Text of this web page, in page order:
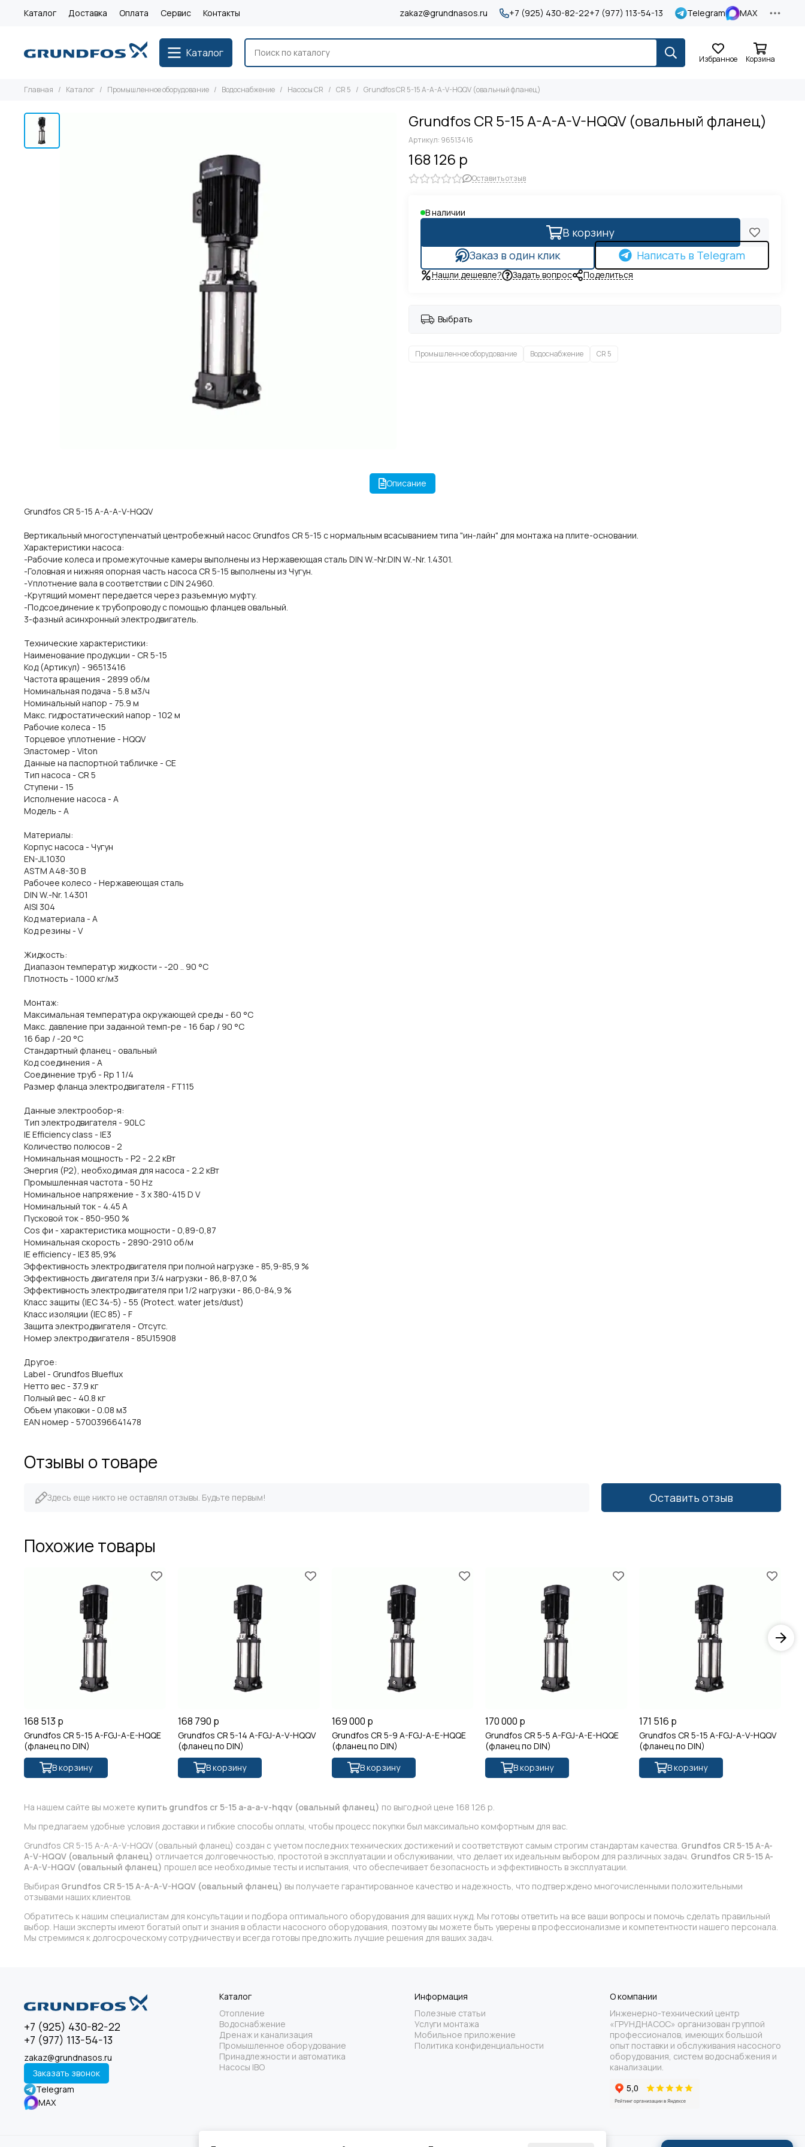
Каталог Доставка Оплата Сервис Контакты zakaz@grundnasos.ru +7 (925) 430-82-22+7 (977) 113-54-13 Telegram MAX
Каталог Избранное Корзина
Главная Каталог Промышленное оборудование Водоснабжение Насосы CR CR 5 Grundfos CR 5-15 A-A-A-V-HQQV (овальный фланец)
Grundfos CR 5-15 A-A-A-V-HQQV (овальный фланец)
Артикул: 96513416
168 126 р
Оставить отзыв
В наличии
В корзину
Заказ в один клик
Написать в Telegram
Нашли дешевле? Задать вопрос Поделиться
Выбрать
Промышленное оборудование Водоснабжение CR 5
Описание
Grundfos CR 5-15 A-A-A-V-HQQV
Вертикальный многоступенчатый центробежный насос Grundfos CR 5-15 с нормальным всасыванием типа "ин-лайн" для монтажа на плите-основании.
Характеристики насоса:
-Рабочие колеса и промежуточные камеры выполнены из Нержавеющая сталь DIN W.-Nr.DIN W.-Nr. 1.4301.
-Головная и нижняя опорная часть насоса CR 5-15 выполнены из Чугун.
-Уплотнение вала в соответствии с DIN 24960.
-Крутящий момент передается через разъемную муфту.
-Подсоединение к трубопроводу с помощью фланцев овальный.
3-фазный асинхронный электродвигатель.
Технические характеристики:
Наименование продукции - CR 5-15
Код (Артикул) - 96513416
Частота вращения - 2899 об/м
Номинальная подача - 5.8 м3/ч
Номинальный напор - 75.9 м
Макс. гидростатический напор - 102 м
Рабочие колеса - 15
Торцевое уплотнение - HQQV
Эластомер - Viton
Данные на паспортной табличке - CE
Тип насоса - CR 5
Ступени - 15
Исполнение насоса - A
Модель - A
Материалы:
Корпус насоса - Чугун
EN-JL1030
ASTM A48-30 B
Рабочее колесо - Нержавеющая сталь
DIN W.-Nr. 1.4301
AISI 304
Код материала - A
Код резины - V
Жидкость:
Диапазон температур жидкости - -20 .. 90 °C
Плотность - 1000 кг/м3
Монтаж:
Максимальная температура окружающей среды - 60 °C
Макс. давление при заданной темп-ре - 16 бар / 90 °C
16 бар / -20 °C
Стандартный фланец - овальный
Код соединения - A
Соединение труб - Rp 1 1/4
Размер фланца электродвигателя - FT115
Данные электрообор-я:
Тип электродвигателя - 90LC
IE Efficiency class - IE3
Количество полюсов - 2
Номинальная мощность - P2 - 2.2 кВт
Энергия (Р2), необходимая для насоса - 2.2 кВт
Промышленная частота - 50 Hz
Номинальное напряжение - 3 x 380-415 D V
Номинальный ток - 4.45 A
Пусковой ток - 850-950 %
Cos фи - характеристика мощности - 0,89-0,87
Номинальная скорость - 2890-2910 об/м
IE efficiency - IE3 85,9%
Эффективность электродвигателя при полной нагрузке - 85,9-85,9 %
Эффективность двигателя при 3/4 нагрузки - 86,8-87,0 %
Эффективность электродвигателя при 1/2 нагрузки - 86,0-84,9 %
Класс защиты (IEC 34-5) - 55 (Protect. water jets/dust)
Класс изоляции (IEC 85) - F
Защита электродвигателя - Отсутс.
Номер электродвигателя - 85U15908
Другое:
Label - Grundfos Blueflux
Нетто вес - 37.9 кг
Полный вес - 40.8 кг
Объем упаковки - 0.08 м3
EAN номер - 5700396641478
Отзывы о товаре
Здесь еще никто не оставлял отзывы. Будьте первым! Оставить отзыв
Похожие товары
168 513 р
Grundfos CR 5-15 A-FGJ-A-E-HQQE
(фланец по DIN)
В корзину
168 790 р
Grundfos CR 5-14 A-FGJ-A-V-HQQV
(фланец по DIN)
В корзину
169 000 р
Grundfos CR 5-9 A-FGJ-A-E-HQQE
(фланец по DIN)
В корзину
170 000 р
Grundfos CR 5-5 A-FGJ-A-E-HQQE
(фланец по DIN)
В корзину
171 516 р
Grundfos CR 5-15 A-FGJ-A-V-HQQV
(фланец по DIN)
В корзину
На нашем сайте вы можете купить grundfos cr 5-15 a-a-a-v-hqqv (овальный фланец) по выгодной цене 168 126 р.
Мы предлагаем удобные условия доставки и гибкие способы оплаты, чтобы процесс покупки был максимально комфортным для вас.
Grundfos CR 5-15 A-A-A-V-HQQV (овальный фланец) создан с учетом последних технических достижений и соответствуют самым строгим стандартам качества. Grundfos CR 5-15 A-A-
A-V-HQQV (овальный фланец) отличается долговечностью, простотой в эксплуатации и обслуживании, что делает их идеальным выбором для различных задач. Grundfos CR 5-15 A-
A-A-V-HQQV (овальный фланец) прошел все необходимые тесты и испытания, что обеспечивает безопасность и эффективность в эксплуатации.
Выбирая Grundfos CR 5-15 A-A-A-V-HQQV (овальный фланец) вы получаете гарантированное качество и надежность, что подтверждено многочисленными положительными
отзывами наших клиентов.
Обратитесь к нашим специалистам для консультации и подбора оптимального оборудования для ваших нужд. Мы готовы ответить на все ваши вопросы и помочь сделать правильный
выбор. Наши эксперты имеют богатый опыт и знания в области насосного оборудования, поэтому вы можете быть уверены в профессионализме и компетентности нашего персонала.
Мы стремимся к долгосроческому сотрудничеству и всегда готовы предложить лучшие решения для ваших задач.
+7 (925) 430-82-22
+7 (977) 113-54-13
zakaz@grundnasos.ru
Заказать звонок
Telegram
MAX
Каталог
Отопление
Водоснабжение
Дренаж и канализация
Промышленное оборудование
Принадлежности и автоматика
Насосы IBO
Информация
Полезные статьи
Услуги монтажа
Мобильное приложение
Политика конфиденциальности
О компании
Инженерно-технический центр
«ГРУНДНАСОС» организован группой
профессионалов, имеющих большой
опыт поставки и обслуживания насосного
оборудования, систем водоснабжения и
канализации.